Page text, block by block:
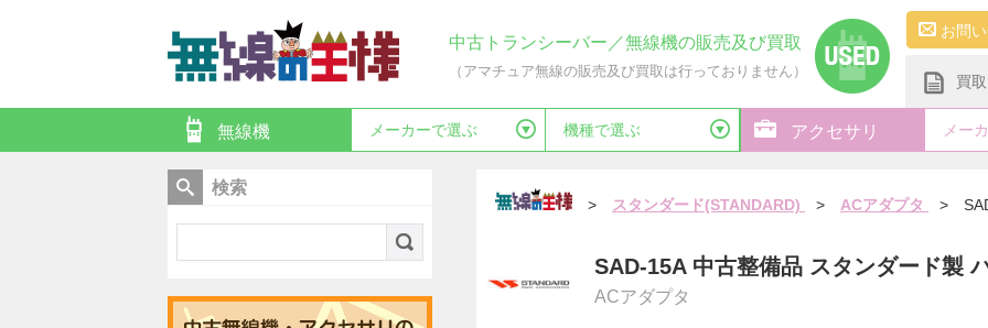
中古トランシーバー／無線機の販売及び買取
（アマチュア無線の販売及び買取は行っておりません）
お問
買
無線機 メーカーで選ぶ 機種で選ぶ アクセサリ メー
> スタンダード(STANDARD) > ACアダプタ >
SAD-15A 中古整備品 スタンダード製
ACアダプタ
検索